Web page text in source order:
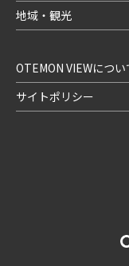
地域・観光
OTEMON VIEWについ
サイトポリシー